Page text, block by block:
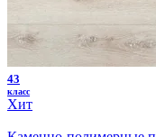
43
класс
Хит